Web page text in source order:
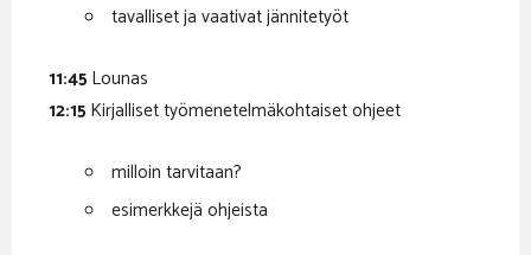
tavalliset ja vaativat jännitetyöt
11:45 Lounas
12:15 Kirjalliset työmenetelmäkohtaiset ohjeet
milloin tarvitaan?
esimerkkejä ohjeista